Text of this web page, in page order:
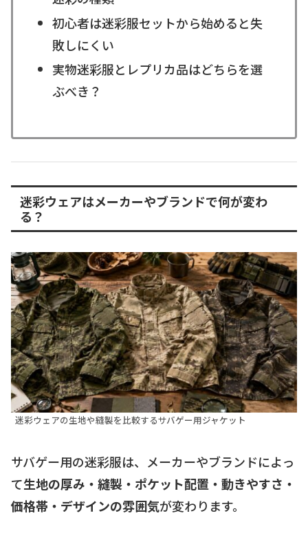
初心者は迷彩服セットから始めると失
敗しにくい
実物迷彩服とレプリカ品はどちらを選
ぶべき？
迷彩ウェアはメーカーやブランドで何が変わ
る？
迷彩ウェアの生地や縫製を比較するサバゲー用ジャケット
サバゲー用の迷彩服は、メーカーやブランドによっ
て生地の厚み・縫製・ポケット配置・動きやすさ・
価格帯・デザインの雰囲気が変わります。